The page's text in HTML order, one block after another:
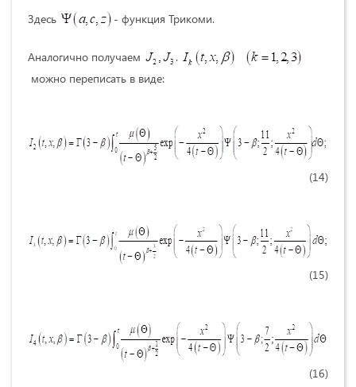
Здесь - функция Трикоми.
Аналогично получаем
.
можно переписать в виде:
(14)
(15)
(16)